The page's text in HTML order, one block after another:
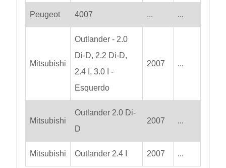
Peugeot 4007 ... ...
Mitsubishi
Outlander - 2.0
Di-D, 2.2 Di-D,
2.4 I, 3.0 I -
Esquerdo
2007 ...
Mitsubishi
Outlander 2.0 Di-
D
2007 ...
Mitsubishi Outlander 2.4 I 2007 ...